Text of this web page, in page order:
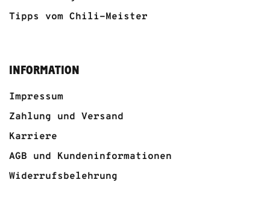
Tipps vom Chili-Meister
INFORMATION
Impressum
Zahlung und Versand
Karriere
AGB und Kundeninformationen
Widerrufsbelehrung